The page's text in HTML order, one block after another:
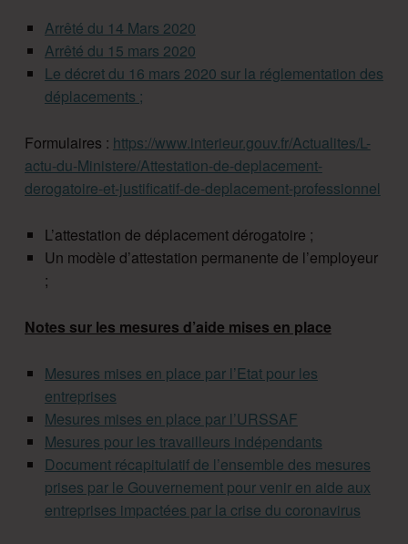
Arrêté du 14 Mars 2020
Arrêté du 15 mars 2020
Le décret du 16 mars 2020 sur la réglementation des
déplacements ;
Formulaires : https://www.interieur.gouv.fr/Actualites/L-
actu-du-Ministere/Attestation-de-deplacement-
derogatoire-et-justificatif-de-deplacement-professionnel
L’attestation de déplacement dérogatoire ;
Un modèle d’attestation permanente de l’employeur
;
Notes sur les mesures d’aide mises en place
Mesures mises en place par l’Etat pour les
entreprises
Mesures mises en place par l’URSSAF
Mesures pour les travailleurs indépendants
Document récapitulatif de l’ensemble des mesures
prises par le Gouvernement pour venir en aide aux
entreprises impactées par la crise du coronavirus